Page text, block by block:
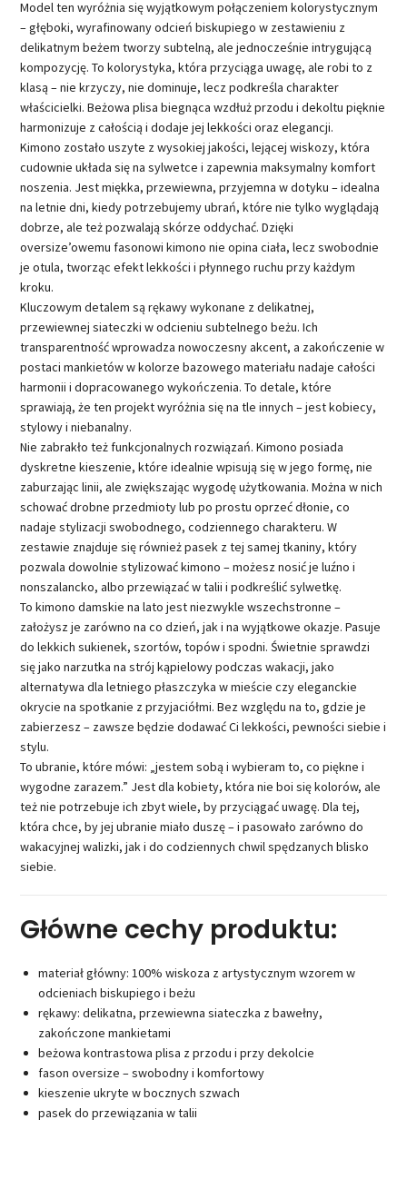
Model ten wyróżnia się wyjątkowym połączeniem kolorystycznym
– głęboki, wyrafinowany odcień biskupiego w zestawieniu z
delikatnym beżem tworzy subtelną, ale jednocześnie intrygującą
kompozycję. To kolorystyka, która przyciąga uwagę, ale robi to z
klasą – nie krzyczy, nie dominuje, lecz podkreśla charakter
właścicielki. Beżowa plisa biegnąca wzdłuż przodu i dekoltu pięknie
harmonizuje z całością i dodaje jej lekkości oraz elegancji.
Kimono zostało uszyte z wysokiej jakości, lejącej wiskozy, która
cudownie układa się na sylwetce i zapewnia maksymalny komfort
noszenia. Jest miękka, przewiewna, przyjemna w dotyku – idealna
na letnie dni, kiedy potrzebujemy ubrań, które nie tylko wyglądają
dobrze, ale też pozwalają skórze oddychać. Dzięki
oversize’owemu fasonowi kimono nie opina ciała, lecz swobodnie
je otula, tworząc efekt lekkości i płynnego ruchu przy każdym
kroku.
Kluczowym detalem są rękawy wykonane z delikatnej,
przewiewnej siateczki w odcieniu subtelnego beżu. Ich
transparentność wprowadza nowoczesny akcent, a zakończenie w
postaci mankietów w kolorze bazowego materiału nadaje całości
harmonii i dopracowanego wykończenia. To detale, które
sprawiają, że ten projekt wyróżnia się na tle innych – jest kobiecy,
stylowy i niebanalny.
Nie zabrakło też funkcjonalnych rozwiązań. Kimono posiada
dyskretne kieszenie, które idealnie wpisują się w jego formę, nie
zaburzając linii, ale zwiększając wygodę użytkowania. Można w nich
schować drobne przedmioty lub po prostu oprzeć dłonie, co
nadaje stylizacji swobodnego, codziennego charakteru. W
zestawie znajduje się również pasek z tej samej tkaniny, który
pozwala dowolnie stylizować kimono – możesz nosić je luźno i
nonszalancko, albo przewiązać w talii i podkreślić sylwetkę.
To kimono damskie na lato jest niezwykle wszechstronne –
założysz je zarówno na co dzień, jak i na wyjątkowe okazje. Pasuje
do lekkich sukienek, szortów, topów i spodni. Świetnie sprawdzi
się jako narzutka na strój kąpielowy podczas wakacji, jako
alternatywa dla letniego płaszczyka w mieście czy eleganckie
okrycie na spotkanie z przyjaciółmi. Bez względu na to, gdzie je
zabierzesz – zawsze będzie dodawać Ci lekkości, pewności siebie i
stylu.
To ubranie, które mówi: „jestem sobą i wybieram to, co piękne i
wygodne zarazem.” Jest dla kobiety, która nie boi się kolorów, ale
też nie potrzebuje ich zbyt wiele, by przyciągać uwagę. Dla tej,
która chce, by jej ubranie miało duszę – i pasowało zarówno do
wakacyjnej walizki, jak i do codziennych chwil spędzanych blisko
siebie.
Główne cechy produktu:
materiał główny: 100% wiskoza z artystycznym wzorem w
odcieniach biskupiego i beżu
rękawy: delikatna, przewiewna siateczka z bawełny,
zakończone mankietami
beżowa kontrastowa plisa z przodu i przy dekolcie
fason oversize – swobodny i komfortowy
kieszenie ukryte w bocznych szwach
pasek do przewiązania w talii